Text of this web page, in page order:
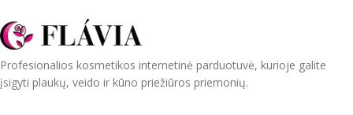
Profesionalios kosmetikos internetinė parduotuvė, kurioje galite
įsigyti plaukų, veido ir kūno priežiūros priemonių.